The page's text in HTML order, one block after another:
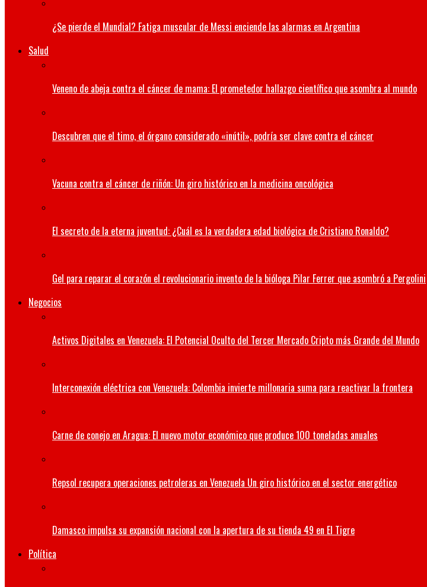
¿Se pierde el Mundial? Fatiga muscular de Messi enciende las alarmas en Argentina
Salud
Veneno de abeja contra el cáncer de mama: El prometedor hallazgo científico que asombra al mundo
Descubren que el timo, el órgano considerado «inútil», podría ser clave contra el cáncer
Vacuna contra el cáncer de riñón: Un giro histórico en la medicina oncológica
El secreto de la eterna juventud: ¿Cuál es la verdadera edad biológica de Cristiano Ronaldo?
Gel para reparar el corazón el revolucionario invento de la bióloga Pilar Ferrer que asombró a Pergolini
Negocios
Activos Digitales en Venezuela: El Potencial Oculto del Tercer Mercado Cripto más Grande del Mundo
Interconexión eléctrica con Venezuela: Colombia invierte millonaria suma para reactivar la frontera
Carne de conejo en Aragua: El nuevo motor económico que produce 100 toneladas anuales
Repsol recupera operaciones petroleras en Venezuela Un giro histórico en el sector energético
Damasco impulsa su expansión nacional con la apertura de su tienda 49 en El Tigre
Política